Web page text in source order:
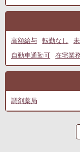
高額給与 転勤なし
自動車通勤可
在宅業
調剤薬局